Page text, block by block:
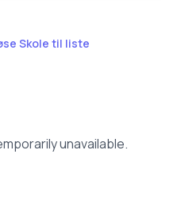
Skole til liste
unavailable.